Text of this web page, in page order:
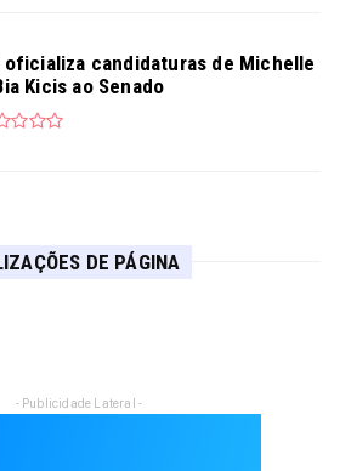
oficializa candidaturas de Michelle
Kicis ao Senado
DE PÁGINA
- Publicidade Lateral -